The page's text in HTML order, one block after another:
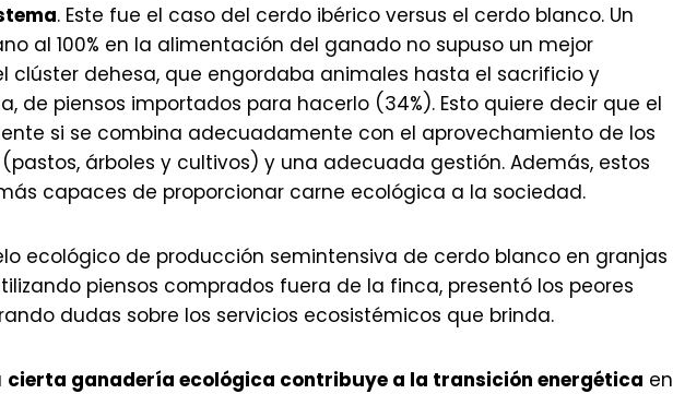
. Este fue el caso del cerdo ibérico versus el cerdo blanco. Un
al 100% en la alimentación del ganado no supuso un mejor
clúster dehesa, que engordaba animales hasta el sacrificio y
de piensos importados para hacerlo (34%). Esto quiere decir que el
si se combina adecuadamente con el aprovechamiento de los
árboles y cultivos) y una adecuada gestión. Además, estos
capaces de proporcionar carne ecológica a la sociedad.
ecológico de producción semintensiva de cerdo blanco en granjas
piensos comprados fuera de la finca, presentó los peores
dudas sobre los servicios ecosistémicos que brinda.
cierta ganadería ecológica contribuye a la transición energética en